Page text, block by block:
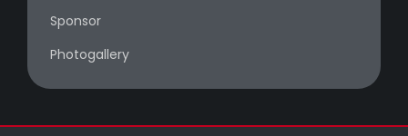
Sponsor
Photogallery